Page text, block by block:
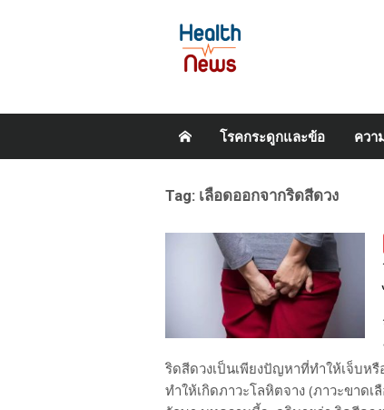
โรคกระดูกและข้อ ควา
Tag: เลือดออกจากริดสีดวง
ริดสีดวงเป็นเพียงปัญหาที่ทำให้เจ็บห
ทำให้เกิดภาวะโลหิตจาง (ภาวะขาดเ